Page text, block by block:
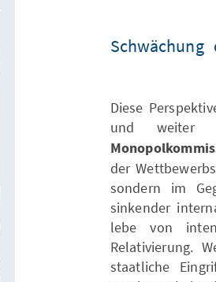
Diese
und weiter
der
sondern im
sinkender
lebe von
Relativierung.
staatliche